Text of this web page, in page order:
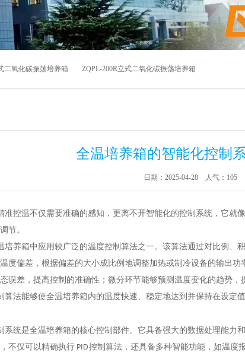
二氧化碳振荡培养箱 ZQPL-200R立式二氧化碳振荡培养箱
全温培养箱的智能化控制
日期：2025-04-28 人气： 105
准控温不仅需要准确的感知，更离不开智能化的控制系统，它就像
节。
培养箱中应用较广泛的温度控制算法之一。该算法通过对比例、
度偏差，根据偏差的大小成比例地调整加热或制冷设备的输出
误差，提高控制的准确性；微分环节能够预测温度变化的趋势
算法能够使全温培养箱内的温度快速、稳定地达到并保持在设定
系统是全温培养箱的核心控制部件。它具备强大的数据处理能力
不仅可以精确执行 PID控制算法，还具备多种智能功能，如温度